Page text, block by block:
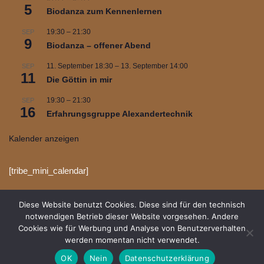
5 Biodanza zum Kennenlernen
SEP
9
19:30 – 21:30
Biodanza – offener Abend
SEP
11
11. September 18:30 – 13. September 14:00
Die Göttin in mir
SEP
16
19:30 – 21:30
Erfahrungsgruppe Alexandertechnik
Kalender anzeigen
[tribe_mini_calendar]
Diese Website benutzt Cookies. Diese sind für den technisch
notwendigen Betrieb dieser Website vorgesehen. Andere
Cookies wie für Werbung und Analyse von Benutzerverhalten
werden momentan nicht verwendet.
OK
Nein Datenschutzerklärung